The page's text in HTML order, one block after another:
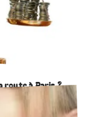
route à Paris ?